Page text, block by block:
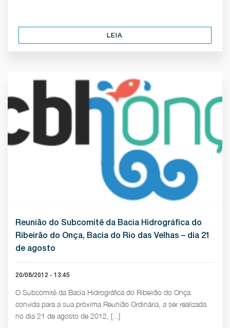
LEIA
Reunião do Subcomitê da Bacia Hidrográfica do
Ribeirão do Onça, Bacia do Rio das Velhas – dia 21
de agosto
20/08/2012 - 13:45
O Subcomitê da Bacia Hidrográfica do Ribeirão do Onça
convida para a sua próxima Reunião Ordinária, a ser realizada
no dia 21 de agosto de 2012, [...]